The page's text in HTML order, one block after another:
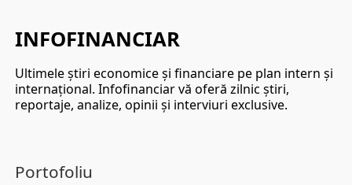
INFOFINANCIAR
Ultimele ştiri economice şi financiare pe plan intern şi
internaţional. Infofinanciar vă oferă zilnic ştiri,
reportaje, analize, opinii şi interviuri exclusive.
Portofoliu